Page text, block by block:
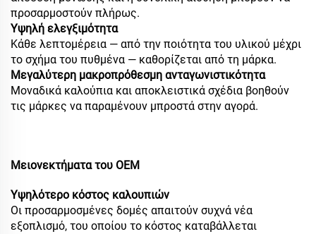
προσαρμοστούν πλήρως.
Υψηλή ελεγξιμότητα
Κάθε λεπτομέρεια — από την ποιότητα του υλικού μέχρι
το σχήμα του πυθμένα — καθορίζεται από τη μάρκα.
Μεγαλύτερη μακροπρόθεσμη ανταγωνιστικότητα
Μοναδικά καλούπια και αποκλειστικά σχέδια βοηθούν
τις μάρκες να παραμένουν μπροστά στην αγορά.
Μειονεκτήματα του OEM
Υψηλότερο κόστος καλουπιών
Οι προσαρμοσμένες δομές απαιτούν συχνά νέα
εξοπλισμό, του οποίου το κόστος καταβάλλεται